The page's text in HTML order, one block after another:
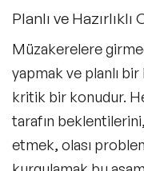
Planlı ve Hazırlıklı
Müzakerelere
yapmak ve planlı
kritik bir konudur.
tarafın
etmek, olası